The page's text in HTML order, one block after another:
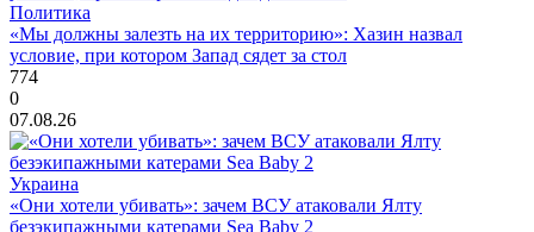
Политика
«Мы должны залезть на их территорию»: Хазин назвал
условие, при котором Запад сядет за стол
774
0
07.08.26
Украина
«Они хотели убивать»: зачем ВСУ атаковали Ялту
безэкипажными катерами Sea Baby 2